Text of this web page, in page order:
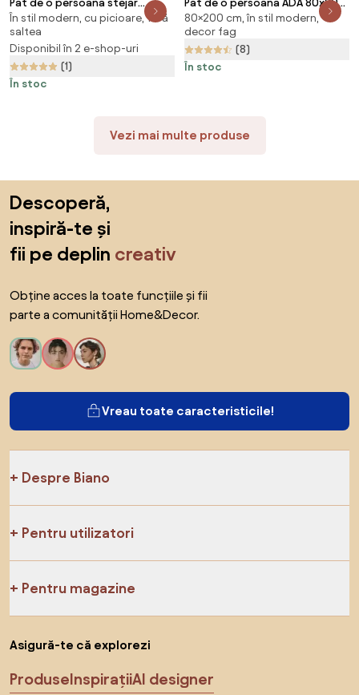
Pat de o persoana stejar
sonoma, SOFIA 90 x 200 cm
Saltele: Fara saltea, Somiera
pat: Fara somiera
În stil modern, cu picioare, fără
saltea
Disponibil în 2 e-shop-uri
(1)
În stoc
Pat de o persoana ADA 80x200
cm, pin Saltele: Fara saltea,
Somiera pat: Fara somiera
80×200 cm, în stil modern,
decor fag
(8)
În stoc
Vezi mai multe produse
Descoperă,
inspiră-te și
fii pe deplin creativ
Obține acces la toate funcțiile și fii
parte a comunității Home&Decor.
Vreau toate caracteristicile!
Despre Biano
Pentru utilizatori
Pentru magazine
Asigură-te că explorezi
ProduseInspirațiiAI designer